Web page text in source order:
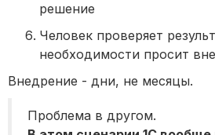
решение
Человек проверяет
необходимости просит
Внедрение - дни, не месяцы.
Проблема в другом.